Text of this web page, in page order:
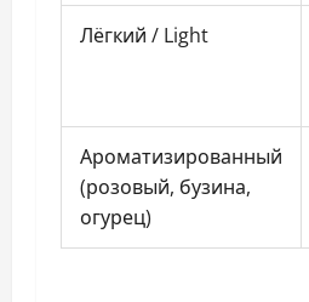
Лёгкий / Light
Ароматизированный
(розовый, бузина,
огурец)